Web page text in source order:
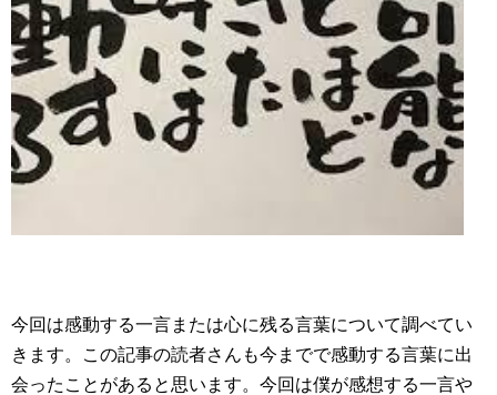
今回は感動する一言または心に残る言葉について調べてい
きます。この記事の読者さんも今までで感動する言葉に出
会ったことがあると思います。今回は僕が感想する一言や